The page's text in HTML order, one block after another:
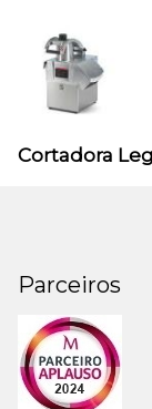
Cortadora
Parceiros